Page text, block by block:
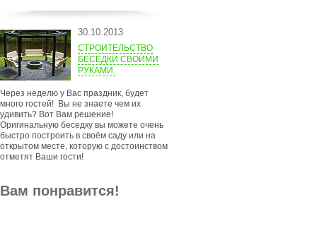
30.10.2013
СТРОИТЕЛЬСТВО
БЕСЕДКИ СВОИМИ
РУКАМИ.
Через неделю у Вас праздник, будет
много гостей! Вы не знаете чем их
удивить? Вот Вам решение!
Оригинальную беседку вы можете очень
быстро построить в своём саду или на
открытом месте, которую с достоинством
отметят Ваши гости!
Вам понравится!